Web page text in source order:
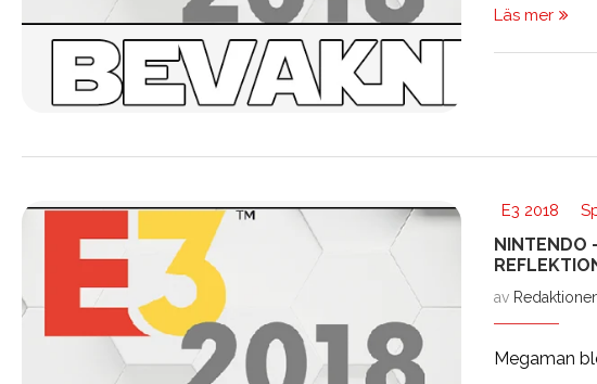
Läs mer
E3 2018
NINTENDO
av
Megaman